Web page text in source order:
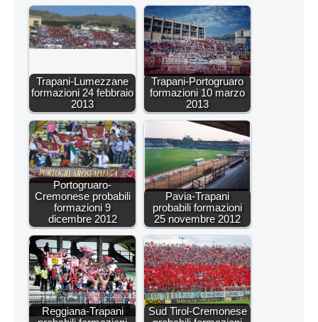
Trapani-Lumezzane
formazioni 24 febbraio
2013
Trapani-Portogruaro
formazioni 10 marzo
2013
Portogruaro-
Cremonese probabili
formazioni 9
dicembre 2012
Pavia-Trapani
probabili formazioni
25 novembre 2012
Reggiana-Trapani
Sud Tirol-Cremonese